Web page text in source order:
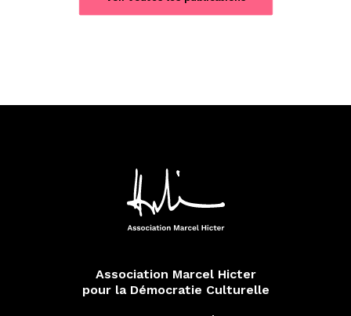
Association Marcel Hicter
pour la Démocratie Culturelle